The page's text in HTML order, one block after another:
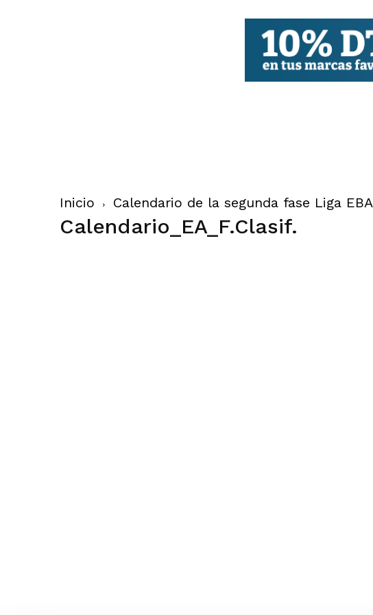
Inicio Calendario de la segunda fase Liga EBA
Calendario_EA_F.Clasif.